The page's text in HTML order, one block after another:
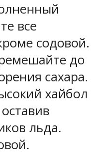
все
содовой.
до
сахара.
хайбол
льда.